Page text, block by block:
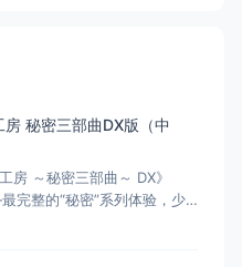
秘密三部曲DX版（中
房 ～秘密三部曲～ DX》
整的“秘密”系列体验，少
日成长物语 游戏类型：角色